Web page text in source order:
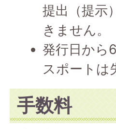
提出（提示
きません。
発行日から
スポートは
手数料